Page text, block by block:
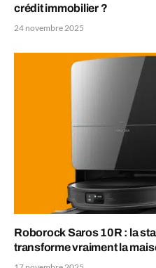
crédit immobilier ?
24 novembre 2025
Roborock Saros 10R : la
transforme vraiment la